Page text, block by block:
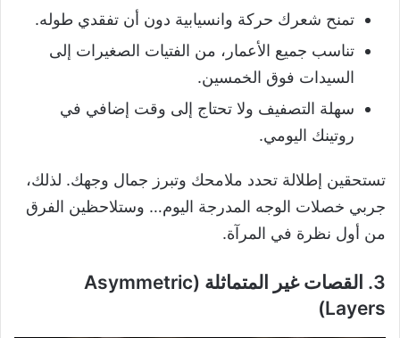
تمنح شعرك حركة وانسيابية دون أن تفقدي طوله.
تناسب جميع الأعمار، من الفتيات الصغيرات إلى
السيدات فوق الخمسين.
سهلة التصفيف ولا تحتاج إلى وقت إضافي في
روتينك اليومي.
تستحقين إطلالة تحدد ملامحك وتبرز جمال وجهك. لذلك،
جربي خصلات الوجه المدرجة اليوم… وستلاحظين الفرق
من أول نظرة في المرآة.
3. القصات غير المتماثلة (Asymmetric
Layers)